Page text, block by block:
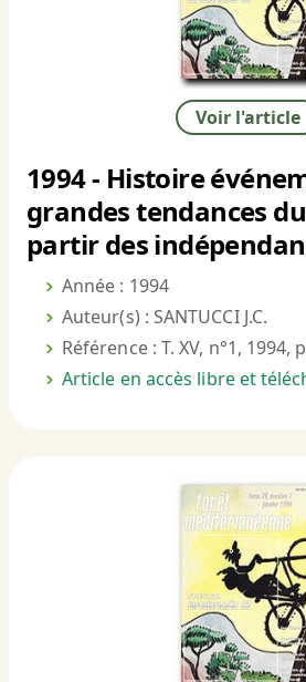
Voir l'article
1994 - Histoire
grandes tendances
partir des
Année : 1994
Auteur(s) : SANTUCCI J.C.
Référence : T. XV, n°1, 1994,
Article en accès libre et